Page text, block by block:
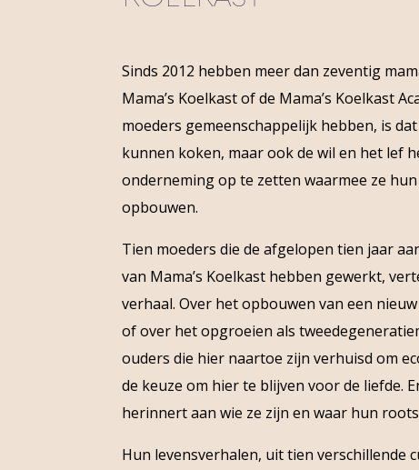
Sinds 2012 hebben meer dan zeventig
Mama’s Koelkast of de Mama’s Koelkast
moeders gemeenschappelijk hebben, is
kunnen koken, maar ook de wil en het lef
onderneming op te zetten waarmee ze
opbouwen.
Tien moeders die de afgelopen tien jaar
van Mama’s Koelkast hebben gewerkt,
verhaal. Over het opbouwen van een
of over het opgroeien als
ouders die hier naartoe zijn verhuisd om
de keuze om hier te blijven voor de liefde.
herinnert aan wie ze zijn en waar hun
Hun levensverhalen, uit tien verschillende